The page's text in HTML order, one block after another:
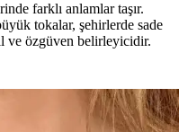
farklı anlamlar taşır.
tokalar, şehirlerde sade
ve özgüven belirleyicidir.